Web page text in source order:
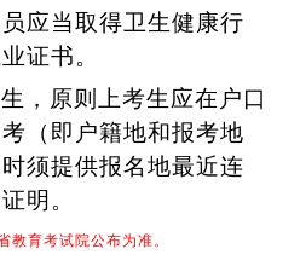
应当取得卫生健康行
证书。
，原则上考生应在户口
（即户籍地和报考地
须提供报名地最近连
明。
教育考试院公布为准。